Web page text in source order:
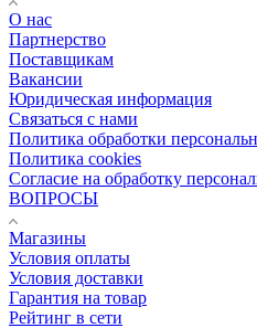
О нас
Партнерство
Поставщикам
Вакансии
Юридическая информация
Связаться с нами
Политика обработки
Политика cookies
Согласие на обработку
ВОПРОСЫ
Магазины
Условия оплаты
Условия доставки
Гарантия на товар
Рейтинг в сети